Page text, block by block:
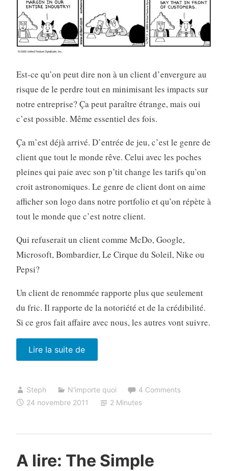
Est-ce qu’on peut dire non à un client d’envergure au
risque de le perdre tout en minimisant les impacts sur
notre entreprise? Ça peut paraître étrange, mais oui
c’est possible. Même essentiel des fois.
Ça m’est déjà arrivé. D’entrée de jeu, c’est le genre de
client que tout le monde rêve. Celui avec les poches
pleines qui paie avec son p’tit change les tarifs qu’on
croit astronomiques. Le genre de client dont on aime
afficher son logo dans notre portfolio et qu’on répète à
tout le monde que c’est notre client.
Qui refuserait un client comme McDo, Google,
Microsoft, Bombardier, Le Cirque du Soleil, Nike ou
Pepsi?
Un client de renommée rapporte plus que seulement
du fric. Il rapporte de la notoriété et de la crédibilité.
Si ce gros fait affaire avec nous, les autres vont suivre.
Lire la suite de« Le
bon
au
mauvais
Steph N'importe quoi
4 Comments
24 novembre 2011
2 Minutes
A lire: The Simple